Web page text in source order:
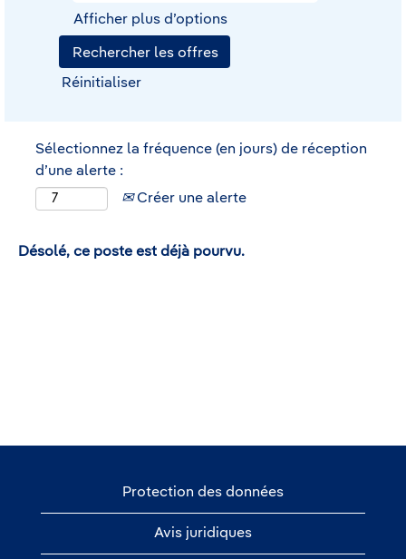
Afficher plus d’options
Réinitialiser
Sélectionnez la fréquence (en jours) de réception
d’une alerte :
Créer une alerte
Désolé, ce poste est déjà pourvu.
Protection des données
Avis juridiques